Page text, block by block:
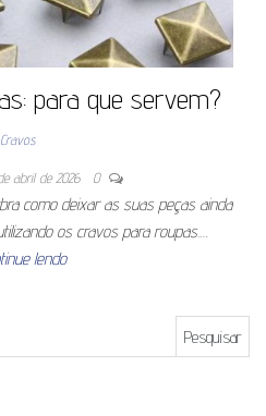
para que servem?
Cravos
abril de 2026 0
como deixar as suas peças ainda
os cravos para roupas.…
lendo